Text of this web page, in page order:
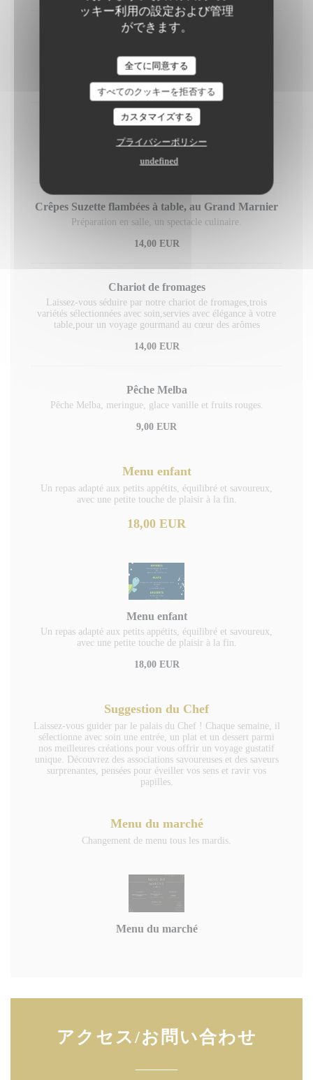
ッキー利用の設定および管理
ができます。
全てに同意する
すべてのクッキーを拒否する
カスタマイズする
プライバシーポリシー
undefined
Pistache, mascarpone et framboise
framboises fraîches
10,00 EUR
Crème brûlée au café et spéculoos
Crème brûlée au café et spéculoos
9,00 EUR
Crêpes Suzette flambées à table, au Grand Marnier
Préparation en salle, un spectacle culinaire.
14,00 EUR
Chariot de fromages
Laissez-vous séduire par notre chariot de fromages,trois
variétés sélectionnées avec soin,servies avec élégance à votre
table,pour un voyage gourmand au cœur des arômes
14,00 EUR
Pêche Melba
Pêche Melba, meringue, glace vanille et fruits rouges.
9,00 EUR
Menu enfant
Un repas adapté aux petits appétits, équilibré et savoureux,
avec une petite touche de plaisir à la fin.
18,00 EUR
Menu enfant
Un repas adapté aux petits appétits, équilibré et savoureux,
avec une petite touche de plaisir à la fin.
18,00 EUR
Suggestion du Chef
Laissez-vous guider par le palais du Chef ! Chaque semaine, il
sélectionne avec soin une entrée, un plat et un dessert parmi
nos meilleures créations pour vous offrir un voyage gustatif
unique. Découvrez des associations savoureuses et des saveurs
surprenantes, pensées pour éveiller vos sens et ravir vos
papilles.
Menu du marché
Changement de menu tous les mardis.
Menu du marché
アクセス/お問い合わせ